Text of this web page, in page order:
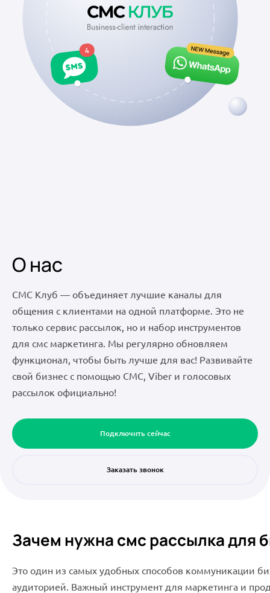
О нас
СМС Клуб — объединяет лучшие каналы для
общения с клиентами на одной платформе. Это не
только сервис рассылок, но и набор инструментов
для смс маркетинга. Мы регулярно обновляем
функционал, чтобы быть лучше для вас! Развивайте
свой бизнес с помощью СМС, Viber и голосовых
рассылок официально!
Подключить сейчас
Заказать звонок
Зачем нужна смс рассылка для
Это один из самых удобных способов коммуникации
аудиторией. Важный инструмент для маркетинга и